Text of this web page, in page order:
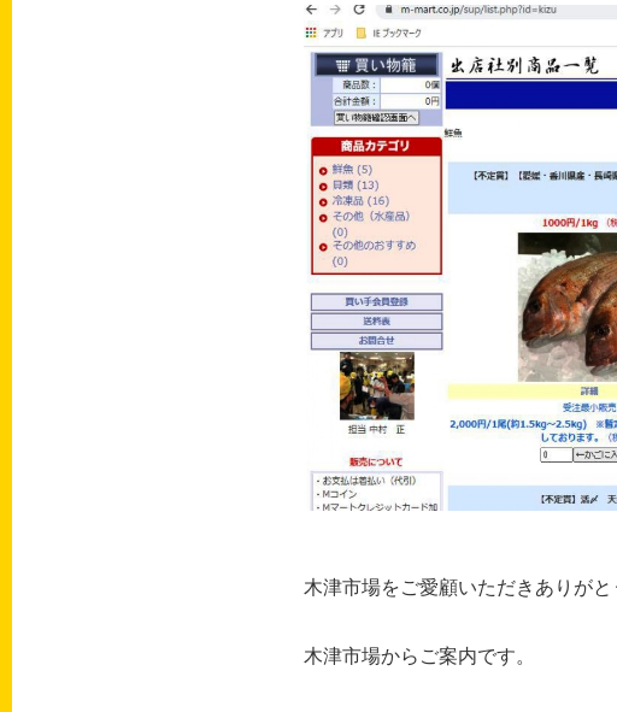
木津市場をご愛顧いただきありがと
木津市場からご案内です。